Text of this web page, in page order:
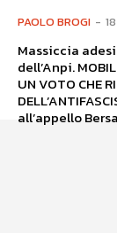
PAOLO BROGI -
Massiccia
dell’Anpi. MOBILITAZIONE DELL’ANPI IN TUTTA ITALIA PER
UN VOTO CHE
all’appello